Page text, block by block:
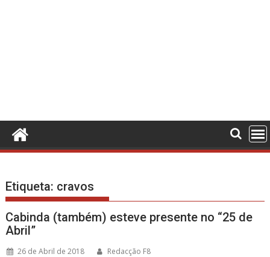
Etiqueta: cravos
Cabinda (também) esteve presente no “25 de
Abril”
26 de Abril de 2018 Redacção F8